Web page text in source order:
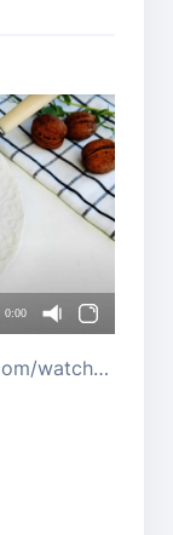
0:00
Источник: https://www.youtube.com/watch?v=Dhk30g6cQp8